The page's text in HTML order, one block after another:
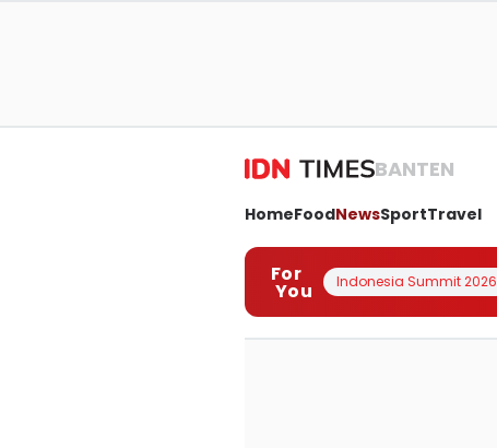
BANTEN
HomeFoodNewsSportTravel
For
You Indonesia Summit 2026